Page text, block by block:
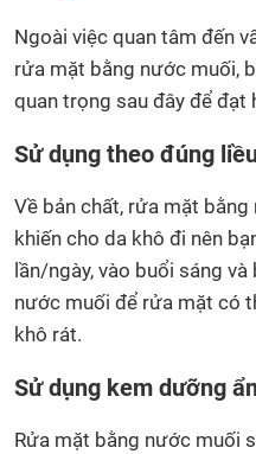
Ngoài việc quan tâm đến
rửa mặt bằng nước muối,
quan trọng sau đây để đạt
Sử dụng theo đúng
Về bản chất, rửa mặt
khiến cho da khô đi nên
lần/ngày, vào buổi sáng
nước muối để rửa mặt có
khô rát.
Sử dụng kem dưỡng
Rửa mặt bằng nước muối